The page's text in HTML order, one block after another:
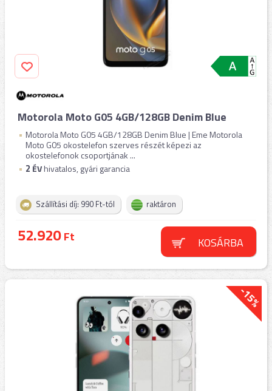
Motorola Moto G05 4GB/128GB Denim Blue
Motorola Moto G05 4GB/128GB Denim Blue | Eme Motorola
Moto G05 okostelefon szerves részét képezi az
okostelefonok csoportjának ...
2 ÉVhivatalos, gyári garancia
Szállítási díj: 990 Ft-tól raktáron
52.920Ft KOSÁRBA
-15%